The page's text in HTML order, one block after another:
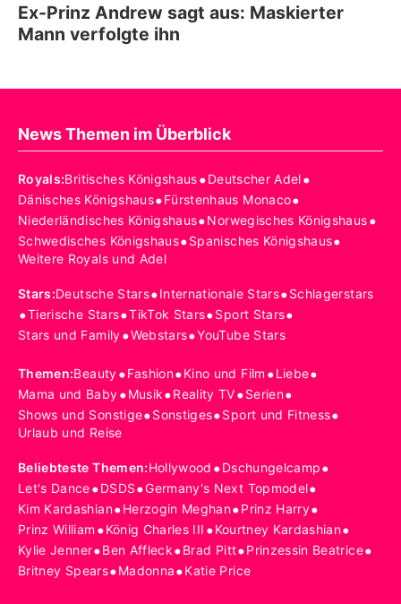
Ex-Prinz Andrew sagt aus: Maskierter
Mann verfolgte ihn
News Themen im Überblick
Royals:Britisches Königshaus•Deutscher Adel•
Dänisches Königshaus•Fürstenhaus Monaco•
Niederländisches Königshaus•Norwegisches Königshaus•
Schwedisches Königshaus•Spanisches Königshaus•
Weitere Royals und Adel
Stars:Deutsche Stars•Internationale Stars•Schlagerstars
•Tierische Stars•TikTok Stars•Sport Stars•
Stars und Family•Webstars•YouTube Stars
Themen:Beauty•Fashion•Kino und Film •Liebe•
Mama und Baby•Musik•Reality TV•Serien•
Shows und Sonstige•Sonstiges•Sport und Fitness•
Urlaub und Reise
Beliebteste Themen:Hollywood •Dschungelcamp•
Let's Dance•DSDS•Germany's Next Topmodel•
Kim Kardashian•Herzogin Meghan•Prinz Harry•
Prinz William •König Charles III •Kourtney Kardashian•
Kylie Jenner•Ben Affleck•Brad Pitt•Prinzessin Beatrice•
Britney Spears•Madonna•Katie Price